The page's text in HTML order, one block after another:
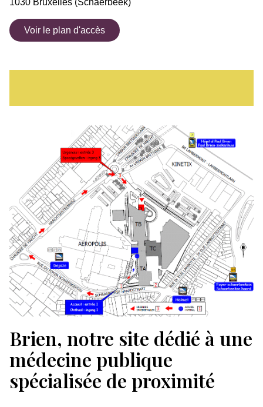
1030 Bruxelles (Schaerbeek)
Voir le plan d'accès
Brien, notre site dédié à une
médecine publique
spécialisée de proximité